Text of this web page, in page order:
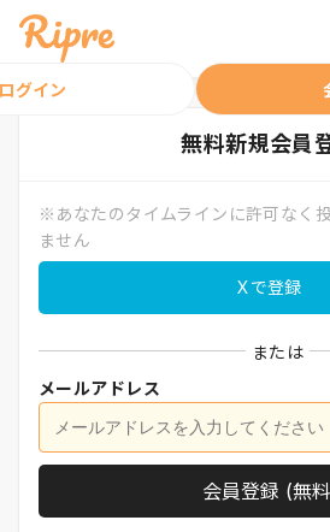
グイン
無料新規会員
※あなたのタイムラインに許可なく
ません
Xで登録
または
メールアドレス
会員登録 (無